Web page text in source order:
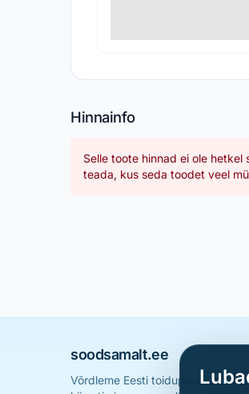
Hinnainfo
Selle toote hinnad ei ole hetkel
teada, kus seda toodet veel
soodsamalt.ee
Võrdleme Eesti toidupoodide